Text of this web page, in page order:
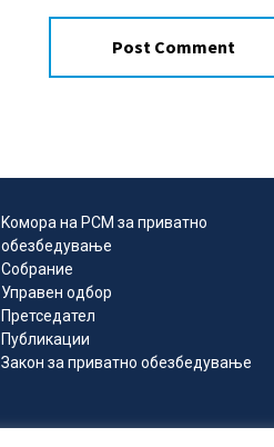
Kомора на РСМ за приватно
обезбедувањe
Собрание
Управен одбор
Претседател
Публикации
Закон за приватно обезбедување